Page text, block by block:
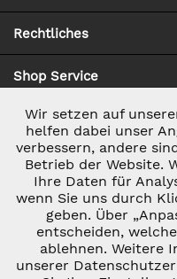
Rechtliches
Shop Service
Zahlung & Versand
* ALLE PREISE INKL.
VERSANDKOSTEN UND GGF.
Notwendig
Marketing
Tracking
Wir setzen auf
helfen dabei unser
verbessern, andere
Betrieb der Website.
Ihre Daten für
wenn Sie uns durch
geben. Über
entscheiden,
ablehnen. Weitere
unserer